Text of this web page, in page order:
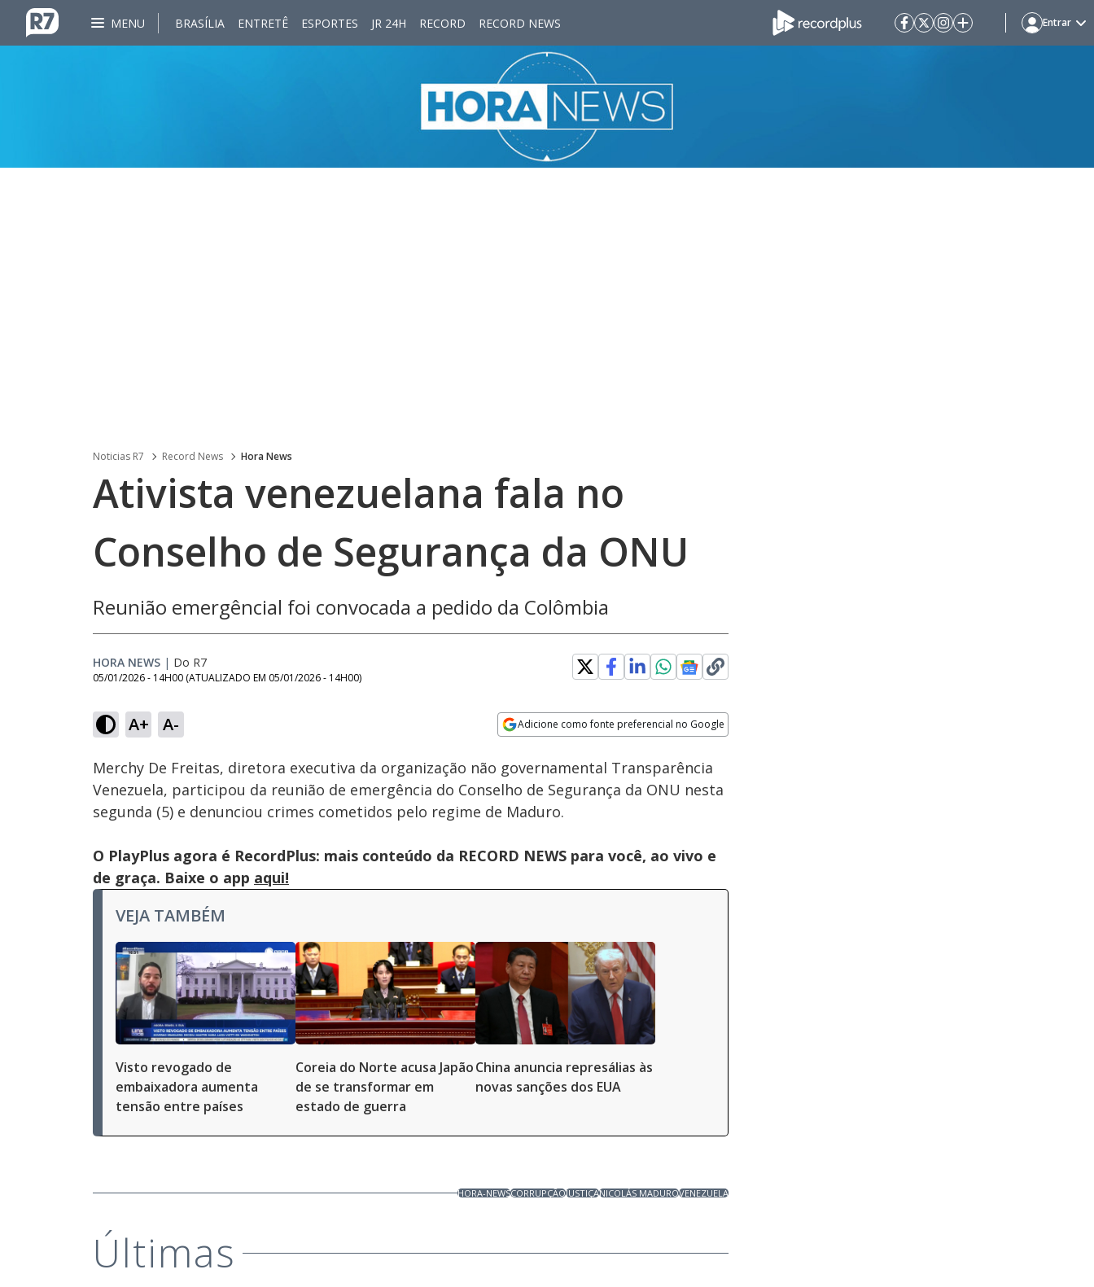
MENU BRASÍLIA ENTRETÊ ESPORTES JR 24H RECORD RECORD NEWS Entrar
Noticias R7 Record News Hora News
Ativista venezuelana fala no
Conselho de Segurança da ONU
Reunião emergêncial foi convocada a pedido da Colômbia
HORA NEWS | Do R7
05/01/2026 - 14H00 (ATUALIZADO EM 05/01/2026 - 14H00)
A+ A- Adicione como fonte preferencial no Google
Ativar
Som
16.12%
Velocidade
Merchy De Freitas, diretora executiva da organização não governamental Transparência
Venezuela, participou da reunião de emergência do Conselho de Segurança da ONU nesta
segunda (5) e denunciou crimes cometidos pelo regime de Maduro.
O PlayPlus agora é RecordPlus: mais conteúdo da RECORD NEWS para você, ao vivo e
de graça. Baixe o app aqui!
VEJA TAMBÉM
Visto revogado de
embaixadora aumenta
tensão entre países
Coreia do Norte acusa Japão
de se transformar em
estado de guerra
China anuncia represálias às
novas sanções dos EUA
HORA-NEWSCORRUPÇÃOJUSTIÇANICOLÁS MADUROVENEZUELA
Últimas